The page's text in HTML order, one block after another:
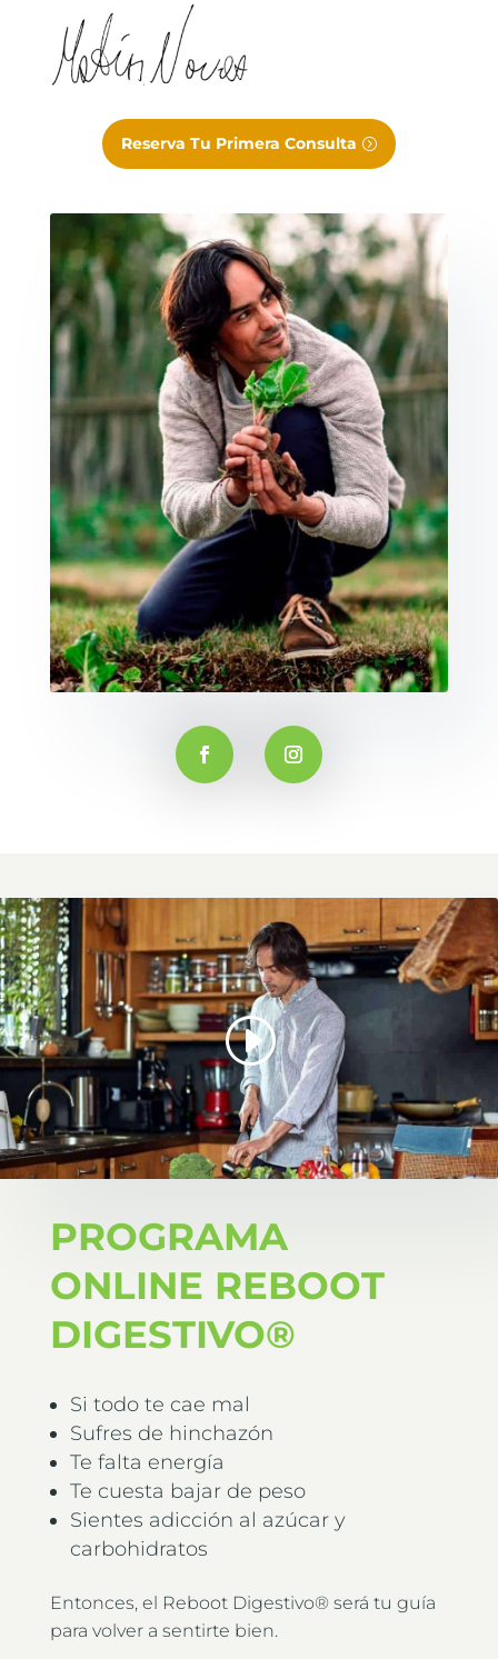
Reserva Tu Primera Consulta
PROGRAMA
ONLINE REBOOT
DIGESTIVO®
Si todo te cae mal
Sufres de hinchazón
Te falta energía
Te cuesta bajar de peso
Sientes adicción al azúcar y
carbohidratos
Entonces, el Reboot Digestivo® será tu guía
para volver a sentirte bien.